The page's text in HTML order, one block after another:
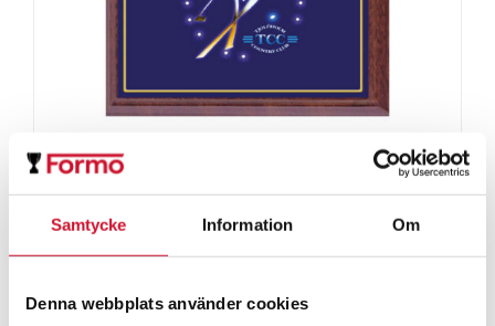
Samtycke Information Om
Denna webbplats använder cookies
ArtikelNr:SO-Väggplakett Sublimerad